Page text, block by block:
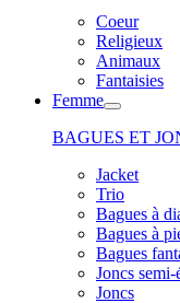
Coeur
Religieux
Animaux
Fantaisies
Femme
BAGUES ET
Jacket
Trio
Bagues à
Bagues à
Bagues
Joncs
Joncs